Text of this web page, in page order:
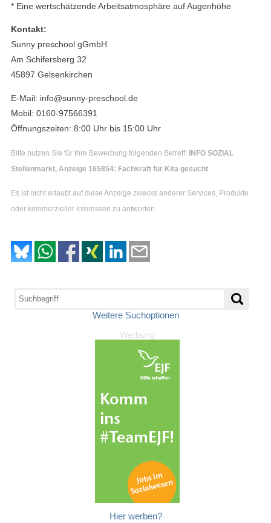
* Eine wertschätzende Arbeitsatmosphäre auf Augenhöhe
Kontakt:
Sunny preschool gGmbH
Am Schifersberg 32
45897 Gelsenkirchen
E-Mail: info@sunny-preschool.de
Mobil: 0160-97566391
Öffnungszeiten: 8:00 Uhr bis 15:00 Uhr
Bitte nutzen Sie für Ihre Bewerbung folgenden Betreff: INFO SOZIAL
Stellenmarkt, Anzeige 165854: Fachkraft für Kita gesucht
Es ist nicht erlaubt auf diese Anzeige zwecks anderer Services, Produkte
oder kommerzieller Interessen zu antworten.
Weitere Suchoptionen
Werbung
Hier werben?